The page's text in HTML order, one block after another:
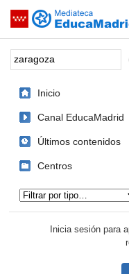
Saltar navegación
Palabra o frase:
Inicio
Canal EducaMadrid
Últimos contenidos
Centros
Inicia sesión para